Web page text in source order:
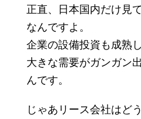
正直、日本国内だけ見
なんですよ。
企業の設備投資も成熟
大きな需要がガンガン
んです。
じゃあリース会社はど